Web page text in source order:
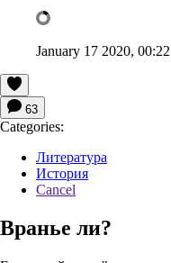
January 17 2020, 00:22
63
Categories:
Литература
История
Cancel
Вранье ли?